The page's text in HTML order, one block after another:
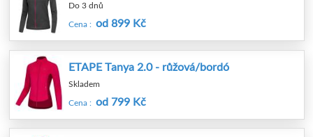
Do 3 dnů
Cena : od 899 Kč
ETAPE Tanya 2.0 - růžová/bordó
Skladem
Cena : od 799 Kč